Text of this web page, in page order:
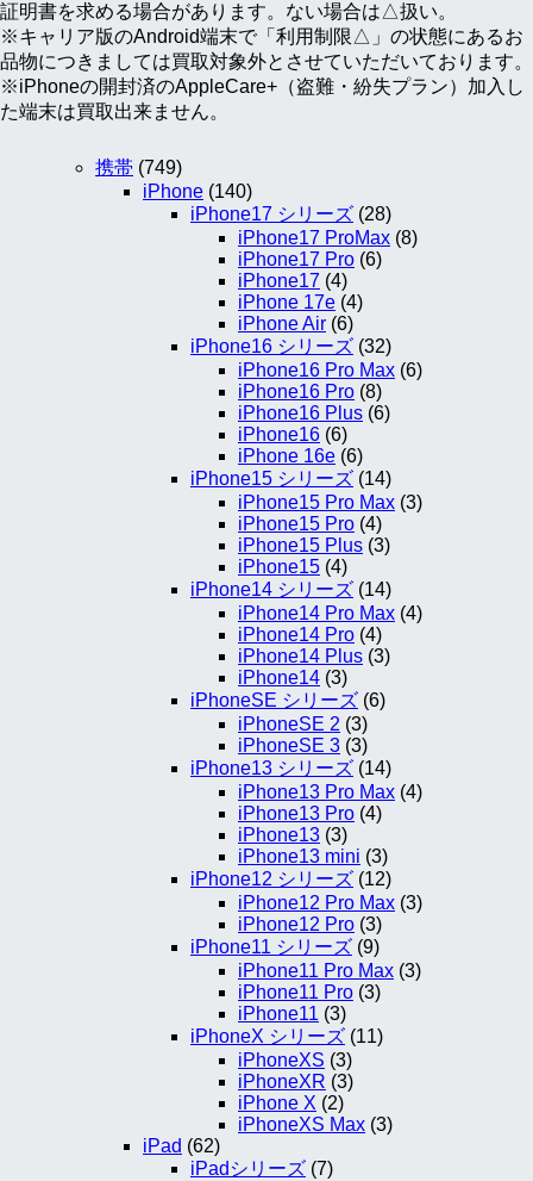
証明書を求める場合があります。ない場合は△扱い。
※キャリア版のAndroid端末で「利用制限△」の状態にあるお
品物につきましては買取対象外とさせていただいております。
※iPhoneの開封済のAppleCare+（盗難・紛失プラン）加入し
た端末は買取出来ません。
携帯 (749)
iPhone (140)
iPhone17 シリーズ (28)
iPhone17 ProMax (8)
iPhone17 Pro (6)
iPhone17 (4)
iPhone 17e (4)
iPhone Air (6)
iPhone16 シリーズ (32)
iPhone16 Pro Max (6)
iPhone16 Pro (8)
iPhone16 Plus (6)
iPhone16 (6)
iPhone 16e (6)
iPhone15 シリーズ (14)
iPhone15 Pro Max (3)
iPhone15 Pro (4)
iPhone15 Plus (3)
iPhone15 (4)
iPhone14 シリーズ (14)
iPhone14 Pro Max (4)
iPhone14 Pro (4)
iPhone14 Plus (3)
iPhone14 (3)
iPhoneSE シリーズ (6)
iPhoneSE 2 (3)
iPhoneSE 3 (3)
iPhone13 シリーズ (14)
iPhone13 Pro Max (4)
iPhone13 Pro (4)
iPhone13 (3)
iPhone13 mini (3)
iPhone12 シリーズ (12)
iPhone12 Pro Max (3)
iPhone12 Pro (3)
iPhone11 シリーズ (9)
iPhone11 Pro Max (3)
iPhone11 Pro (3)
iPhone11 (3)
iPhoneX シリーズ (11)
iPhoneXS (3)
iPhoneXR (3)
iPhone X (2)
iPhoneXS Max (3)
iPad (62)
iPadシリーズ (7)